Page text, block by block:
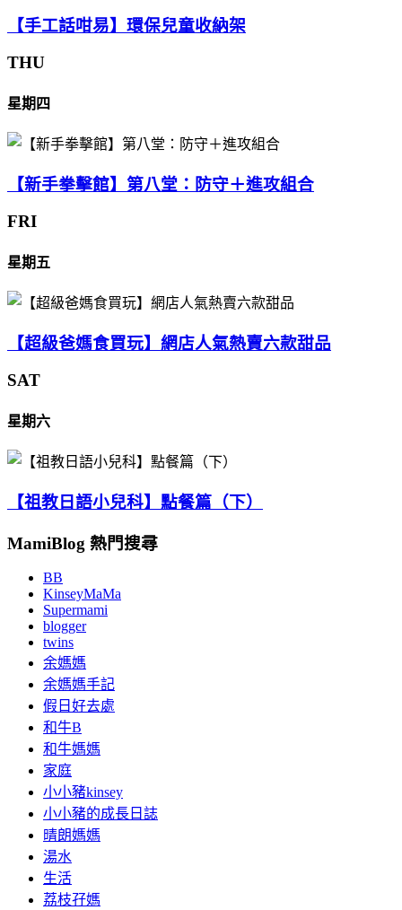
【手工話咁易】環保兒童收納架
THU
星期四
【新手拳擊館】第八堂：防守＋進攻組合
FRI
星期五
【超級爸媽食買玩】網店人氣熱賣六款甜品
SAT
星期六
【祖教日語小兒科】點餐篇（下）
MamiBlog 熱門搜尋
BB
KinseyMaMa
Supermami
blogger
twins
余媽媽
余媽媽手記
假日好去處
和牛B
和牛媽媽
家庭
小小豬kinsey
小小豬的成長日誌
晴朗媽媽
湯水
生活
荔枝孖媽